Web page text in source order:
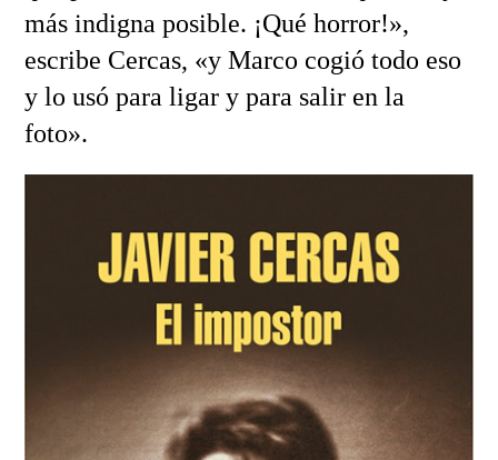
más indigna posible. ¡Qué horror!»,
escribe Cercas, «y Marco cogió todo eso
y lo usó para ligar y para salir en la
foto».